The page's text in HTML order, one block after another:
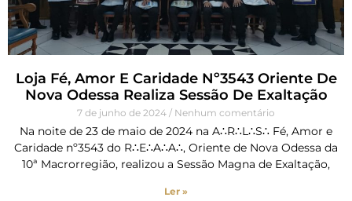
Loja Fé, Amor E Caridade Nº3543 Oriente De
Nova Odessa Realiza Sessão De Exaltação
7 de junho de 2024 Nenhum comentário
Na noite de 23 de maio de 2024 na A∴R∴L∴S∴ Fé, Amor e
Caridade nº3543 do R∴E∴A∴A∴, Oriente de Nova Odessa da
10ª Macrorregião, realizou a Sessão Magna de Exaltação,
Ler »